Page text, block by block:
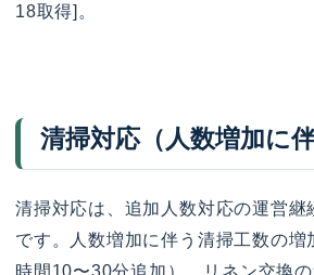
18取得]。
清掃対応（人数増加に
清掃対応は、追加人数対応の運営継
です。人数増加に伴う清掃工数の増
時間10〜30分追加）、リネン交換